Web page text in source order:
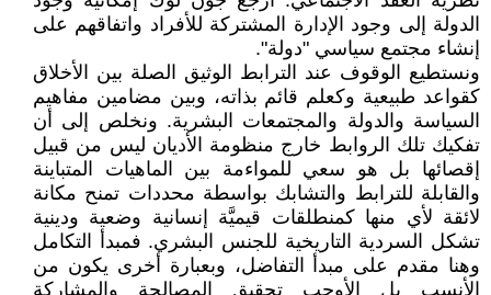
الدولة إلى وجود الإدارة المشتركة للأفراد واتفاقهم على
إنشاء مجتمع سياسي "دولة".
ونستطيع الوقوف عند الترابط الوثيق الصلة بين الأخلاق
كقواعد طبيعية وكعلم قائم بذاته، وبين مضامين مفاهيم
السياسة والدولة والمجتمعات البشرية. ونخلص إلى أن
تفكيك تلك الروابط خارج منظومة الأديان ليس من قبيل
إقصائها بل هو سعي للمواءمة بين الماهيات المتباينة
والقابلة للترابط والتشابك بواسطة محددات تمنح مكانة
لائقة لأي منها كمنطلقات قيميَّة إنسانية وضعية ودينية
تشكل السردية التاريخية للجنس البشري. فمبدأ التكامل
وهنا مقدم على مبدأ التفاضل، وبعبارة أخرى يكون من
الأنسب بل الأوجب تحقيق المصالحة والمشاركة